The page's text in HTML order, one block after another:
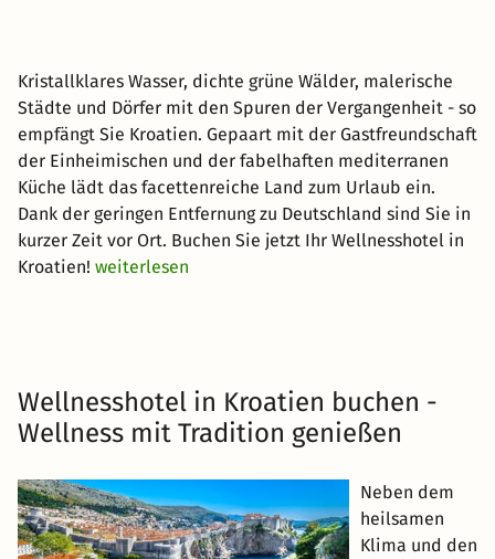
Kristallklares Wasser, dichte grüne Wälder, malerische
Städte und Dörfer mit den Spuren der Vergangenheit - so
empfängt Sie Kroatien. Gepaart mit der Gastfreundschaft
der Einheimischen und der fabelhaften mediterranen
Küche lädt das facettenreiche Land zum Urlaub ein.
Dank der geringen Entfernung zu Deutschland sind Sie in
kurzer Zeit vor Ort. Buchen Sie jetzt Ihr Wellnesshotel in
Kroatien! weiterlesen
Wellnesshotel in Kroatien buchen -
Wellness mit Tradition genießen
Neben dem
heilsamen
Klima und den